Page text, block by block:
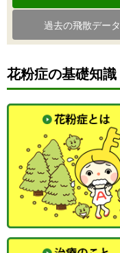
過去の飛散データ
花粉症の基礎知識